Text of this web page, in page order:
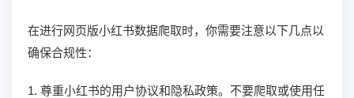
在进行网页版小红书数据爬取时，你需要注意以下几点以
确保合规性：
1. 尊重小红书的用户协议和隐私政策。不要爬取或使用任